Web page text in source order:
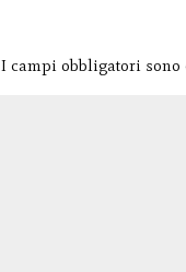
I campi obbligatori